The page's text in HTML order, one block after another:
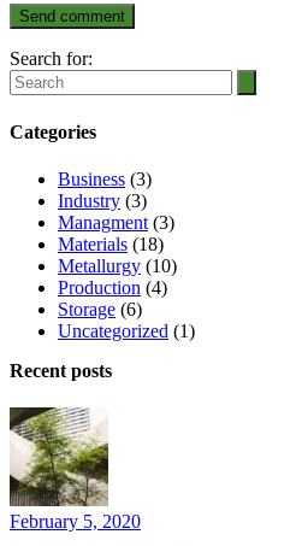
Search for:
Categories
Business (3)
Industry (3)
Managment (3)
Materials (18)
Metallurgy (10)
Production (4)
Storage (6)
Uncategorized (1)
Recent posts
February 5, 2020